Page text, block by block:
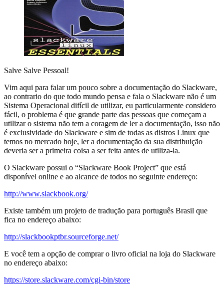
Salve Salve Pessoal!
Vim aqui para falar um pouco sobre a documentação do Slackware,
ao contrario do que todo mundo pensa e fala o Slackware não é um
Sistema Operacional difícil de utilizar, eu particularmente considero
fácil, o problema é que grande parte das pessoas que começam a
utilizar o sistema não tem a coragem de ler a documentação, isso não
é exclusividade do Slackware e sim de todas as distros Linux que
temos no mercado hoje, ler a documentação da sua distribuição
deveria ser a primeira coisa a ser feita antes de utiliza-la.
O Slackware possui o “Slackware Book Project” que está
disponível online e ao alcance de todos no seguinte endereço:
http://www.slackbook.org/
Existe também um projeto de tradução para português Brasil que
fica no endereço abaixo:
http://slackbookptbr.sourceforge.net/
E você tem a opção de comprar o livro oficial na loja do Slackware
no endereço abaixo:
https://store.slackware.com/cgi-bin/store